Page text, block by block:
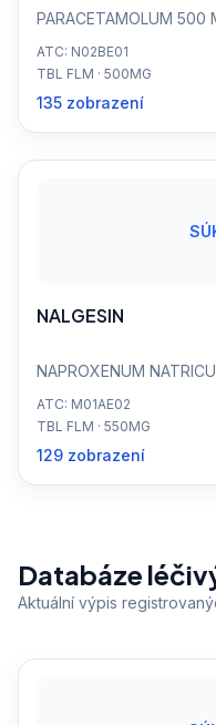
PARACETAMOLUM 500
ATC: N02BE01
TBL FLM · 500MG
135 zobrazení
NALGESIN
NAPROXENUM
ATC: M01AE02
TBL FLM · 550MG
129 zobrazení
Databáze
Aktuální výpis